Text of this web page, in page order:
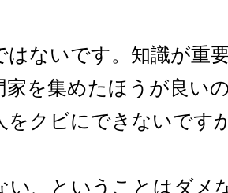
はないです。知識が重
家を集めたほうが良い
をクビにできないです
い、ということはダメ